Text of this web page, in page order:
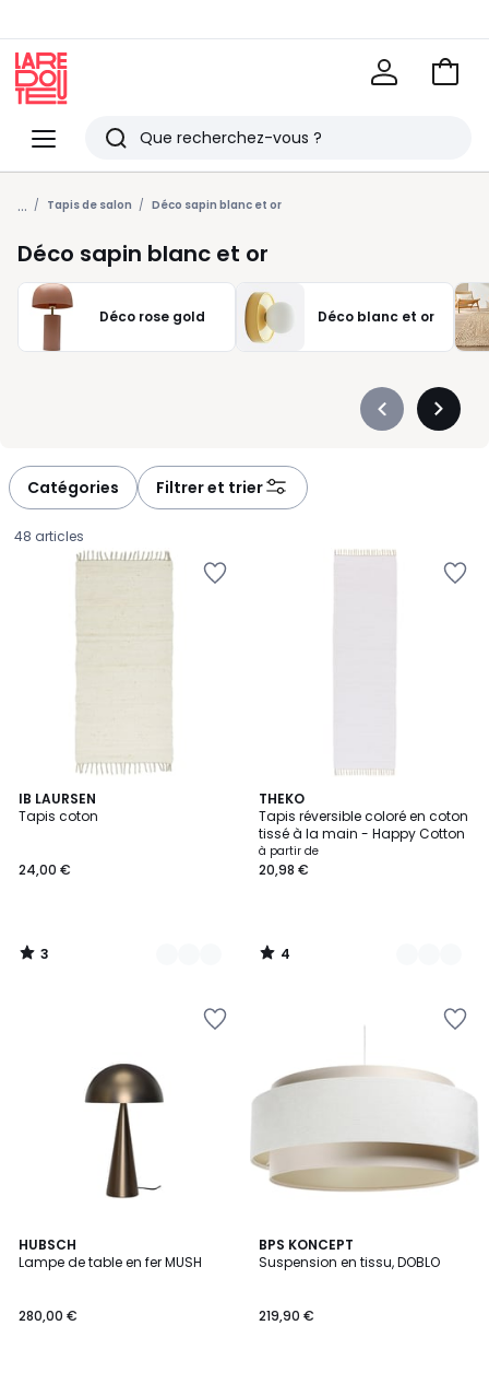
Menu
Redoute
Rechercher
Derniers
articles
vus
Voir
... Tapis de salon Déco sapin blanc et or
Déco sapin blanc et or
Déco rose gold Déco blanc et or
Précédent
Catégories Filtrer et trier
48 articles
IB LAURSEN
Tapis coton
€.
24,00 €
3
/
9
Couleurs
3
/
THEKO
Tapis réversible coloré en coton
tissé à la main - Happy Cotton
à partir de
20,98 €
4
/
5
17
Couleurs
4
/
HUBSCH
Lampe de table en fer MUSH
280,00 €
7
Couleurs
BPS KONCEPT
Suspension en tissu, DOBLO
219,90 €
8
Couleurs